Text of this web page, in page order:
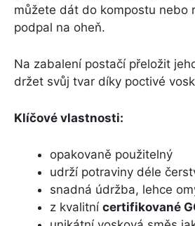
můžete dát do kompostu nebo
podpal na oheň.
Na zabalení postačí přeložit
držet svůj tvar díky poctivé
Klíčové vlastnosti:
opakovaně použitelný
udrží potraviny déle
snadná údržba, lehce
z kvalitní certifikované